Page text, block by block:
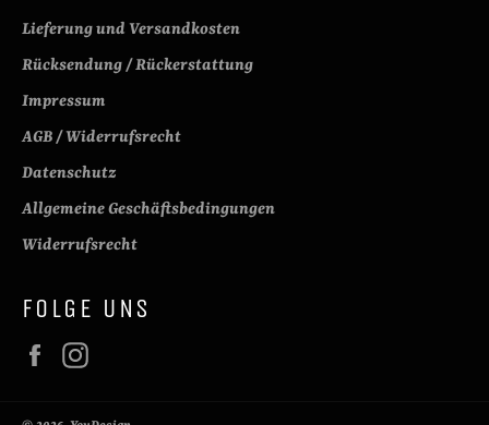
Lieferung und Versandkosten
Rücksendung / Rückerstattung
Impressum
AGB / Widerrufsrecht
Datenschutz
Allgemeine Geschäftsbedingungen
Widerrufsrecht
FOLGE UNS
Facebook